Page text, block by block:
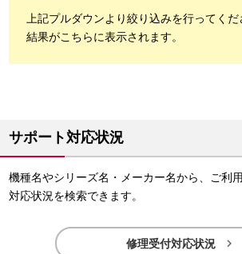
上記プルダウンより絞り込みを行ってくだ
結果がこちらに表示されます。
サポート対応状況
機種名やシリーズ名・メーカー名から、ご利
対応状況を検索できます。
修理受付対応状況 